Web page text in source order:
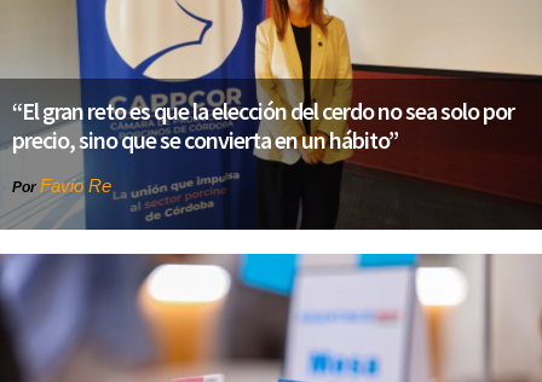
“El gran reto es que la elección del cerdo no sea solo por
precio, sino que se convierta en un hábito”
Por Favio Re